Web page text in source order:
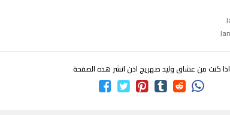
اذا كنت من عشاق وليد صهريج اذن انشر هذه الصفحة